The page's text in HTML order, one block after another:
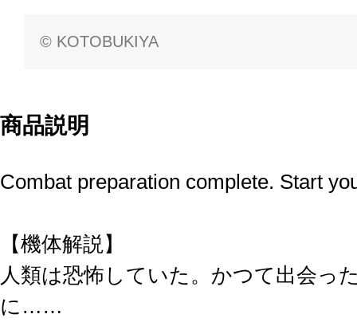
© KOTOBUKIYA
商品説明
Combat preparation complete. Start
【機体解説】
人類は恐怖していた。かつて出会っ
に……